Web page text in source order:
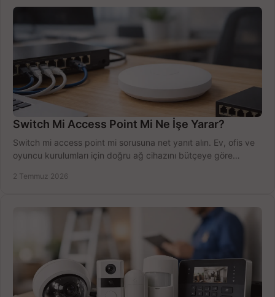
Switch Mi Access Point Mi Ne İşe Yarar?
Switch mi access point mi sorusuna net yanıt alın. Ev, ofis ve
oyuncu kurulumları için doğru ağ cihazını bütçeye göre
2 Temmuz 2026